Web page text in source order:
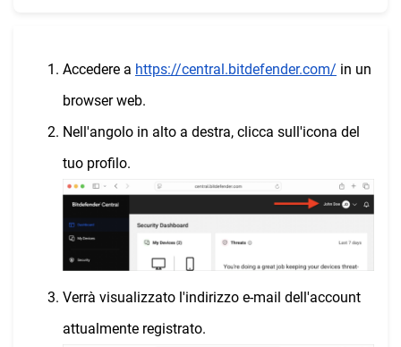
Accedere a https://central.bitdefender.com/ in un
browser web.
Nell'angolo in alto a destra, clicca sull'icona del
tuo profilo.
Verrà visualizzato l'indirizzo e-mail dell'account
attualmente registrato.